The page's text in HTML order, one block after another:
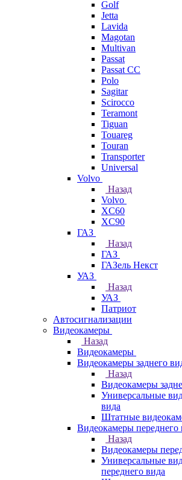
Golf
Jetta
Lavida
Magotan
Multivan
Passat
Passat CC
Polo
Sagitar
Scirocco
Teramont
Tiguan
Touareg
Touran
Transporter
Universal
Volvo
Назад
Volvo
XC60
XC90
ГАЗ
Назад
ГАЗ
ГАЗель Некст
УАЗ
Назад
УАЗ
Патриот
Автосигнализации
Видеокамеры
Назад
Видеокамеры
Видеокамеры заднего
Назад
Видеокамеры
Универсальные
вида
Штатные
Видеокамеры переднего
Назад
Видеокамеры
Универсальные
переднего вида